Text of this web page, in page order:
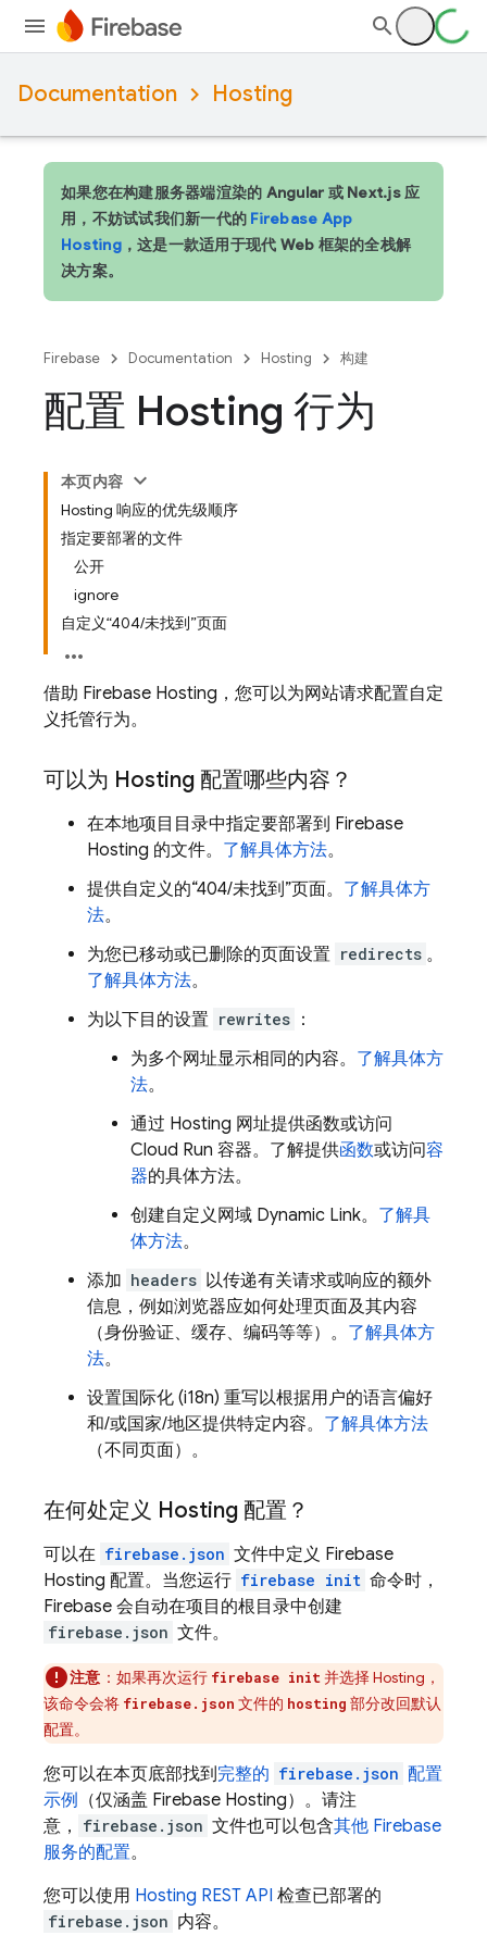
Documentation Hosting
如果您在构建服务器端渲染的 Angular 或 Next.js 应
用，不妨试试我们新一代的 Firebase App
Hosting，这是一款适用于现代 Web 框架的全栈解
决方案。
Firebase Documentation Hosting 构建
配置 Hosting 行为
本页内容
Hosting 响应的优先级顺序
指定要部署的文件
公开
ignore
自定义“404/未找到”页面
借助 Firebase Hosting ，您可以为网站请求配置自定
义托管行为。
可以为 Hosting 配置哪些内容？
在本地项目目录中指定要部署到 Firebase
Hosting 的文件。 了解具体方法。
提供自定义的“404/未找到”页面。 了解具体方
法。
为您已移动或已删除的页面设置 redirects 。
了解具体方法。
为以下目的设置 rewrites ：
为多个网址显示相同的内容。 了解具体方
法。
通过 Hosting 网址提供函数或访问
Cloud Run 容器。了解提供函数或访问容
器的具体方法。
创建自定义网域 Dynamic Link。 了解具
体方法。
添加 headers 以传递有关请求或响应的额外
信息，例如浏览器应如何处理页面及其内容
（身份验证、缓存、编码等等）。 了解具体方
法。
设置国际化 (i18n) 重写以根据用户的语言偏好
和/或国家/地区提供特定内容。 了解具体方法
（不同页面）。
在何处定义 Hosting 配置？
可以在 firebase.json 文件中定义 Firebase
Hosting 配置。当您运行 firebase init 命令时，
Firebase 会自动在项目的根目录中创建
firebase.json 文件。
注意 ：如果再次运行 firebase init并选择Hosting ，
该命令会将 firebase.json 文件的 hosting 部分改回默认
配置。
您可以在本页底部找到完整的 firebase.json 配置
示例 （仅涵盖 Firebase Hosting）。请注
意，
firebase.json 文件也可以包含其他 Firebase
服务的配置。
您可以使用 Hosting REST API 检查已部署的
firebase.json 内容。